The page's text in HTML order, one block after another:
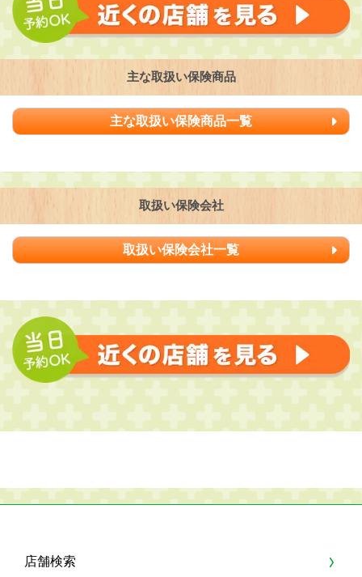
主な取扱い保険商品
主な取扱い保険商品一覧
取扱い保険会社
取扱い保険会社一覧
店舗検索